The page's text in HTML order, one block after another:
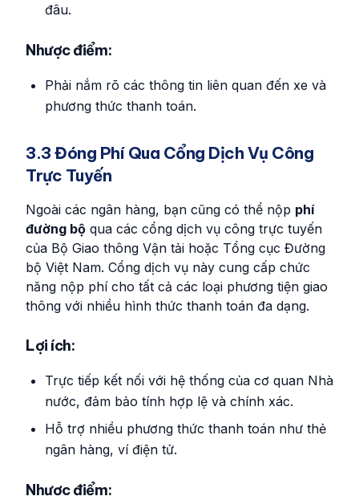
đâu.
Nhược điểm:
Phải nắm rõ các thông tin liên quan đến xe và
phương thức thanh toán.
3.3 Đóng Phí Qua Cổng Dịch Vụ Công
Trực Tuyến
Ngoài các ngân hàng, bạn cũng có thể nộp phí
đường bộ qua các cổng dịch vụ công trực tuyến
của Bộ Giao thông Vận tải hoặc Tổng cục Đường
bộ Việt Nam. Cổng dịch vụ này cung cấp chức
năng nộp phí cho tất cả các loại phương tiện giao
thông với nhiều hình thức thanh toán đa dạng.
Lợi ích:
Trực tiếp kết nối với hệ thống của cơ quan Nhà
nước, đảm bảo tính hợp lệ và chính xác.
Hỗ trợ nhiều phương thức thanh toán như thẻ
ngân hàng, ví điện tử.
Nhược điểm: